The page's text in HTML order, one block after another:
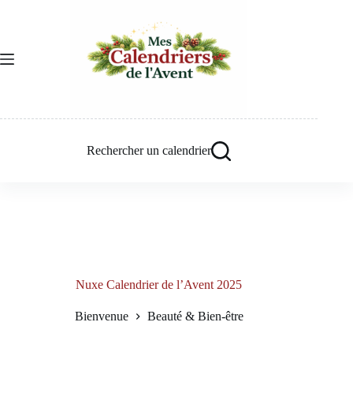
Rechercher un calendrier
Nuxe Calendrier de l’Avent 2025
Bienvenue Beauté & Bien-être